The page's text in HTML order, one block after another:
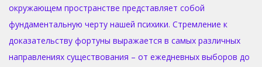
окружающем пространстве представляет собой
фундаментальную черту нашей психики. Стремление к
доказательству фортуны выражается в самых различных
направлениях существования – от ежедневных выборов до